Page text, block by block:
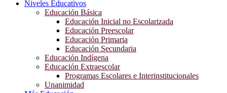
Niveles Educativos
Educación Básica
Educación Inicial no Escolarizada
Educación Preescolar
Educación Primaria
Educación Secundaria
Educación Indígena
Educación Extraescolar
Programas Escolares e Interinstitucionales
Unanimidad